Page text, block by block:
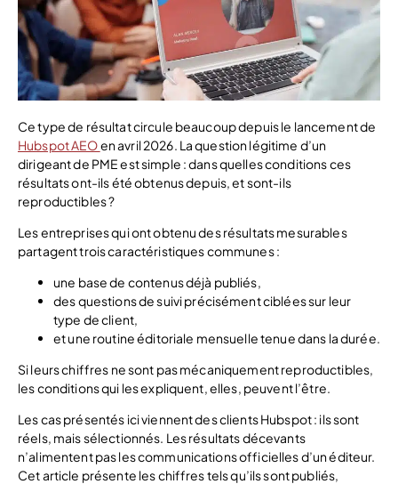
Ce type de résultat circule beaucoup depuis le lancement de
Hubspot AEOen avril 2026. La question légitime d’un
dirigeant de PME est simple : dans quelles conditions ces
résultats ont-ils été obtenus depuis, et sont-ils
reproductibles ?
Les entreprises qui ont obtenu des résultats mesurables
partagent trois caractéristiques communes :
une base de contenus déjà publiés,
des questions de suivi précisément ciblées sur leur
type de client,
et une routine éditoriale mensuelle tenue dans la durée.
Si leurs chiffres ne sont pas mécaniquement reproductibles,
les conditions qui les expliquent, elles, peuvent l’être.
Les cas présentés ici viennent des clients Hubspot : ils sont
réels, mais sélectionnés. Les résultats décevants
n’alimentent pas les communications officielles d’un éditeur.
Cet article présente les chiffres tels qu’ils sont publiés,